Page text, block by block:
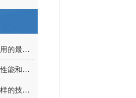
AGV智能充电机安全使用的最佳实践
AGV智能充电机的主要性能和优点简述
AGV智能充电机采用怎样的技术原理和系统功能